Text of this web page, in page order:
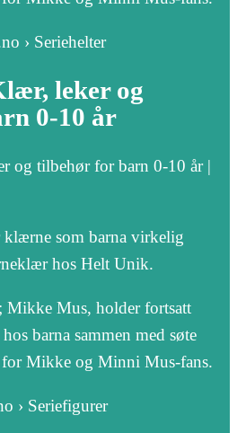
› Seriehelter
leker og
0-10 år
og tilbehør for barn 0-10 år |
som barna virkelig
hos Helt Unik.
Mikke Mus, holder fortsatt
barna sammen med søte
Mikke og Minni Mus-fans.
› Seriefigurer